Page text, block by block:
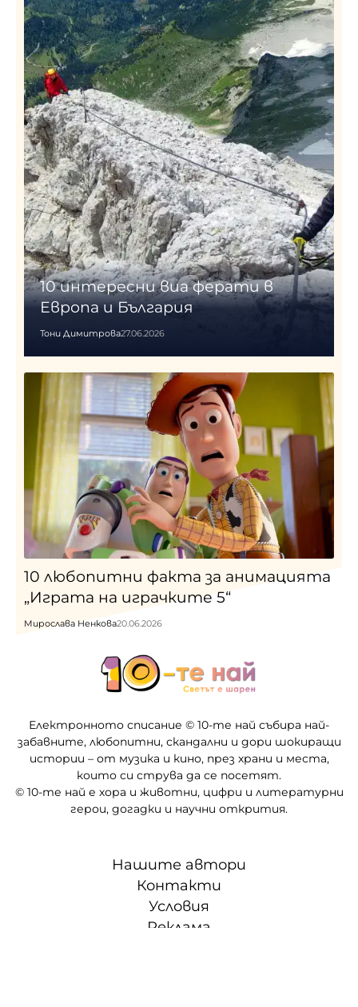
10 интересни виа ферати в
Европа и България
Тони Димитрова27.06.2026
10 любопитни факта за анимацията
„Играта на играчките 5“
Мирослава Ненкова20.06.2026
Електронното списание © 10-те най събира най-
забавните, любопитни, скандални и дори шокиращи
истории – от музика и кино, през храни и места,
които си струва да се посетят.
© 10-те най е хора и животни, цифри и литературни
герои, догадки и научни открития.
Нашите автори
Контакти
Условия
Реклама